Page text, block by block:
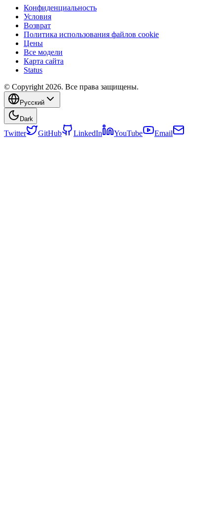
Конфиденциальность
Условия
Возврат
Политика использования файлов cookie
Цены
Все модели
Карта сайта
Status
© Copyright 2026. Все права защищены.
Русский
Dark
Twitter GitHub LinkedIn YouTube Email